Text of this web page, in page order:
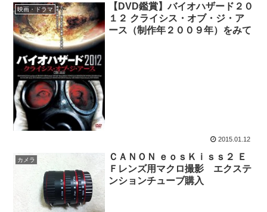
映画・ドラマ
【DVD鑑賞】バイオハザード２０
１２ クライシス・オブ・ジ・ア
ース（制作年２００９年）をみて
2015.01.12
カメラ
ＣＡＮＯＮ ｅｏｓＫｉｓｓ２ Ｅ
Ｆレンズ用マクロ撮影 エクステ
ンションチューブ購入